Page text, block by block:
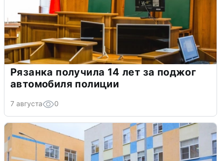
Рязанка получила 14 лет за поджог
автомобиля полиции
7 августа 0